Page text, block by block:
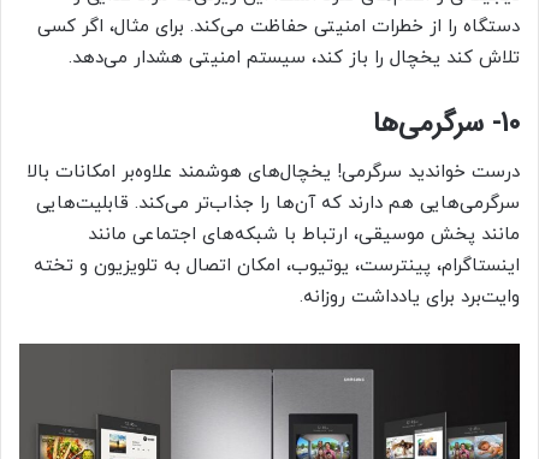
دستگاه را از خطرات امنیتی حفاظت می‌کند. برای مثال، اگر کسی
تلاش کند یخچال را باز کند، سیستم امنیتی هشدار می‌دهد.
10- سرگرمی‌ها
درست خواندید سرگرمی! یخچال‌های هوشمند علاوه‌بر امکانات بالا
سرگرمی‌هایی هم دارند که آن‌ها را جذاب‌تر می‌کند. قابلیت‌هایی
مانند پخش موسیقی، ارتباط با شبکه‌های اجتماعی مانند
اینستاگرام، پینترست، یوتیوب، امکان اتصال به تلویزیون و تخته
وایت‌برد برای یادداشت روزانه.